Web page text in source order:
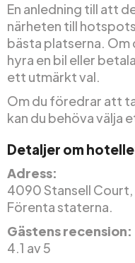
En anledning till att
närheten till
bästa platserna.
hyra en bil eller
ett utmärkt val.
Om du föredrar att
kan du behöva välja
Detaljer om
Adress:
4090 Stansell Court,
Förenta staterna.
Gästens recension:
4.1 av 5